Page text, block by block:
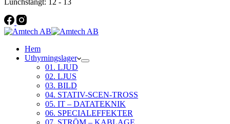
Lunchstängt: 12 - 13
Hem
Uthyrningslager
01. LJUD
02. LJUS
03. BILD
04. STATIV-SCEN-TROSS
05. IT – DATATEKNIK
06. SPECIALEFFEKTER
07. STRÖM – KABLAGE